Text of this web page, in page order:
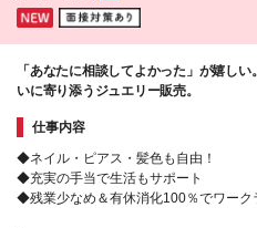
「あなたに相談してよかった」が嬉し
いに寄り添うジュエリー販売。
仕事内容
◆ネイル・ピアス・髪色も自由！
◆充実の手当で生活もサポート
◆残業少なめ＆有休消化100％でワーク